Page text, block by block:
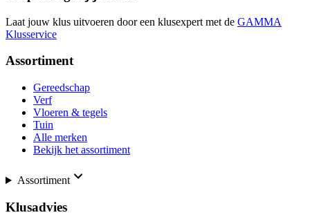
Laat jouw klus uitvoeren door een klusexpert met de GAMMA
Klusservice
Assortiment
Gereedschap
Verf
Vloeren & tegels
Tuin
Alle merken
Bekijk het assortiment
Assortiment
Klusadvies